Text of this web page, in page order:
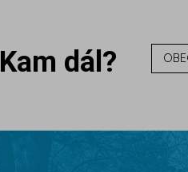
Kam dál?